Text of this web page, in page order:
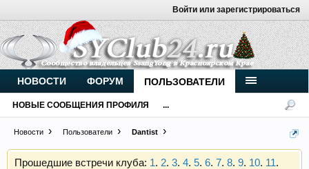
Войти или зарегистрироваться
Новости Пользователи Dantist
Внимание, новые участники нашего клуба!
Основное общение происходит вTelegram-чате.
Присоединяйтесь.
Чип-тюнинг (прошивка) дизелей от
Vahmurka
Прошедшие встречи клуба: 1. 2. 3. 4. 5. 6. 7. 8. 9. 10. 11.
НОВОСТИ ФОРУМ ПОЛЬЗОВАТЕЛИ
НОВЫЕ СООБЩЕНИЯ ПРОФИЛЯ ...